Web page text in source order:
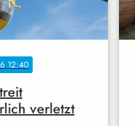
12:40
verletzt